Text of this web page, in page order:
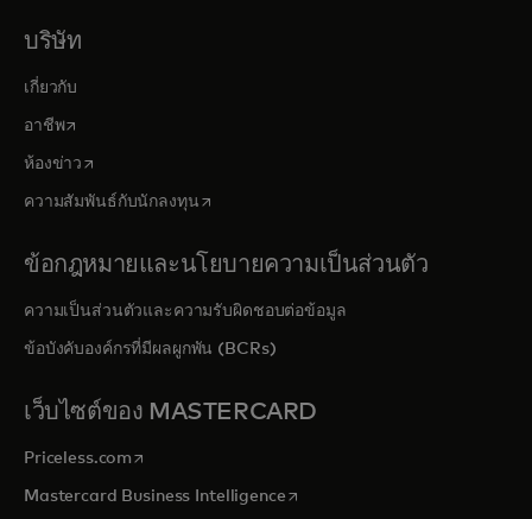
บริษัท
เกี่ยวกับ
อาชีพopens in a new tab
ห้องข่าว opens in a new tab
ความสัมพันธ์กับนักลงทุนopens in a new tab
ข้อกฎหมายและนโยบายความเป็นส่วนตัว
ความเป็นส่วนตัวและความรับผิดชอบต่อข้อมูล
ข้อบังคับองค์กรที่มีผลผูกพัน (BCRs)
เว็บไซต์ของ MASTERCARD
Priceless.com opens in a new tab
Mastercard Business Intelligenceopens in a new tab